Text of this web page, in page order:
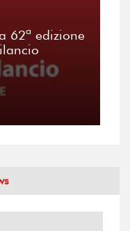
62ª edizione